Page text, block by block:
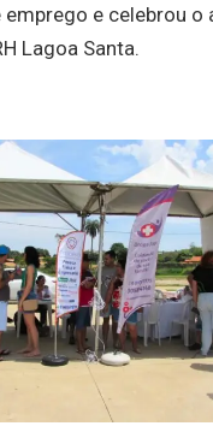
e celebrou o
Lagoa Santa.